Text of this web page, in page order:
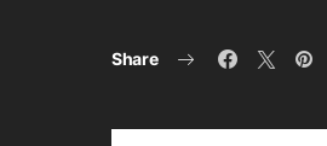
Share